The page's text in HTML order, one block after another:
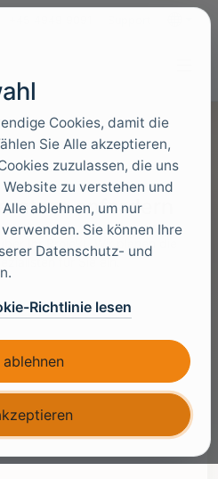
anfordern
Ihr Projekt. Wir planen die
für Sie ein.
Cookies, damit die
Sie Alle akzeptieren,
zuzulassen, die uns
zu verstehen und
ablehnen, um nur
Sie können Ihre
Datenschutz- und
Richtlinie lesen
ablehnen